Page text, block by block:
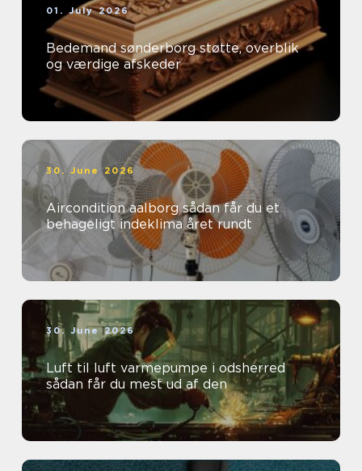
01. July 2026
Bedemand sønderborg støtte, overblik
og værdige afskeder
30. June 2026
Aircondition aalborg sådan får du et
behageligt indeklima året rundt
30. June 2026
Luft til luft varmepumpe i odsherred
sådan får du mest ud af den